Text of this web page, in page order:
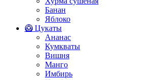
Банан
Яблоко
🥝 Цукаты
Ананас
Кумкваты
Вишня
Манго
Имбирь